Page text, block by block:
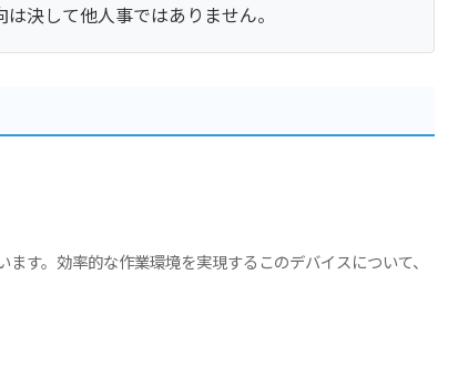
決して他人事ではありません。
す。効率的な作業環境を実現するこのデバイスについて、